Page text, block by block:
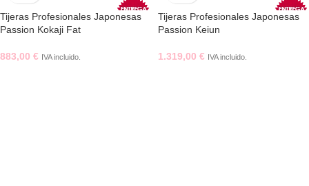
Tijeras Profesionales Japonesas
Passion Kokaji Fat
883,00 € IVA incluido.
Tijeras Profesionales Japonesas
Passion Keiun
1.319,00 € IVA incluido.